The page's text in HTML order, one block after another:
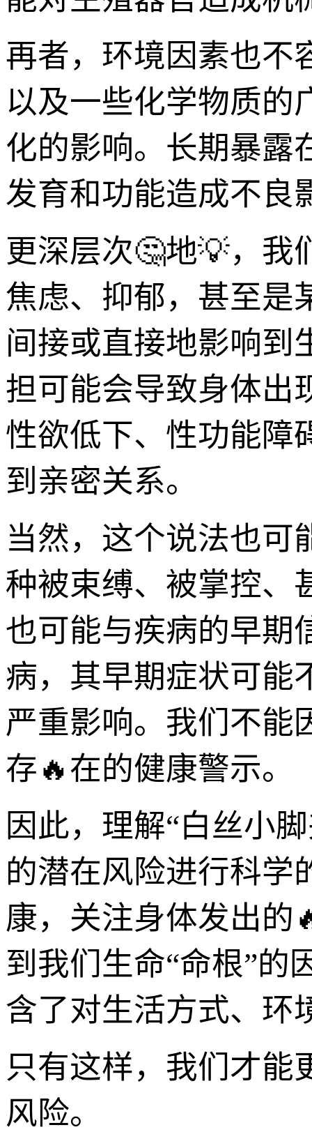
再者，环境因素也不
以及一些化学物质的
化的影响。长期暴露
发育和功能造成不良
更深层次🤔地💡，我
焦虑、抑郁，甚至是
间接或直接地影响到
担可能会导致身体出
性欲低下、性功能障
到亲密关系。
当然，这个说法也可
种被束缚、被掌控、
也可能与疾病的早期
病，其早期症状可能
严重影响。我们不能
存🔥在的健康警示。
因此，理解“白丝小
的潜在风险进行科学
康，关注身体发出的
到我们生命“命根”的
含了对生活方式、环
只有这样，我们才能
风险。